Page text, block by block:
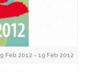
9 Feb 2012 - 19 Feb 2012